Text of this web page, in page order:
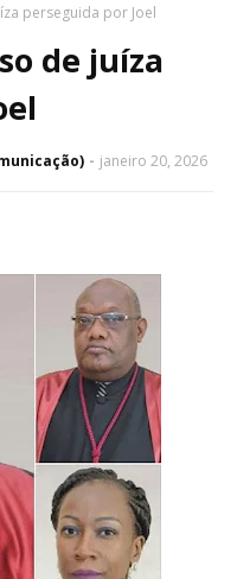
perseguida por Joel
de juíza
janeiro 20, 2026